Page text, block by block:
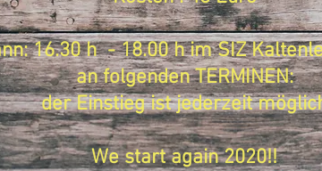
16.30 h - 18.00 h im SIZ
an folgenden TERMINEN:
der Einstieg ist jederzeit
We start again 2020!!